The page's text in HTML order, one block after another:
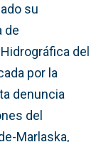
su
de
del
por la
denuncia
del
Marlaska,